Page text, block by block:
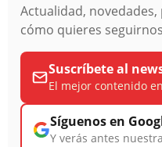
Actualidad, novedades,
cómo quieres
Suscríbete al
El mejor contenido
Síguenos en
Y verás antes